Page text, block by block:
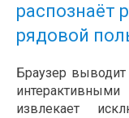
распознаёт
рядовой
Браузер
извлекает